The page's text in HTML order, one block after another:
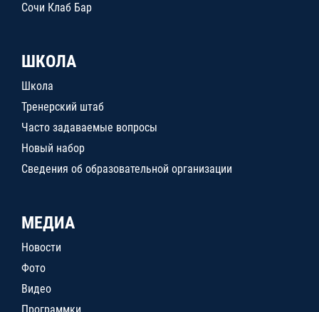
Сочи Клаб Бар
ШКОЛА
Школа
Тренерский штаб
Часто задаваемые вопросы
Новый набор
Сведения об образовательной организации
МЕДИА
Новости
Фото
Видео